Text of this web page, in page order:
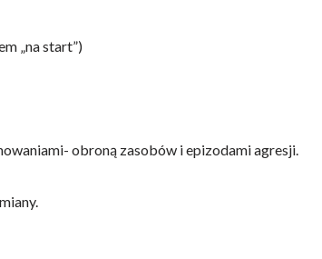
„na start”)
obroną zasobów i epizodami agresji.